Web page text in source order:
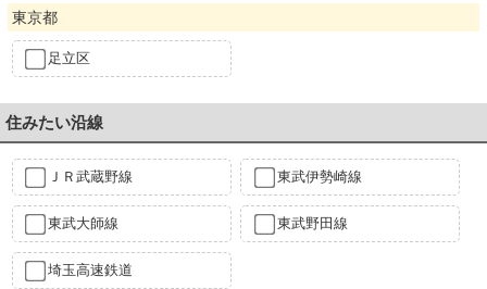
東京都
足立区
住みたい沿線
ＪＲ武蔵野線 東武伊勢崎線
東武大師線 東武野田線
埼玉高速鉄道